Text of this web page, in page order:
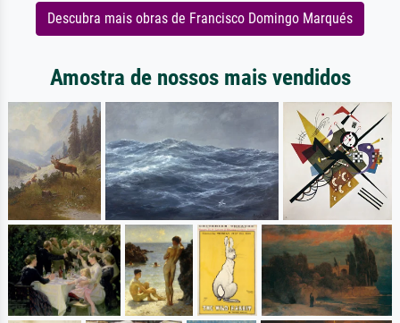
Descubra mais obras de Francisco Domingo Marqués
Amostra de nossos mais vendidos